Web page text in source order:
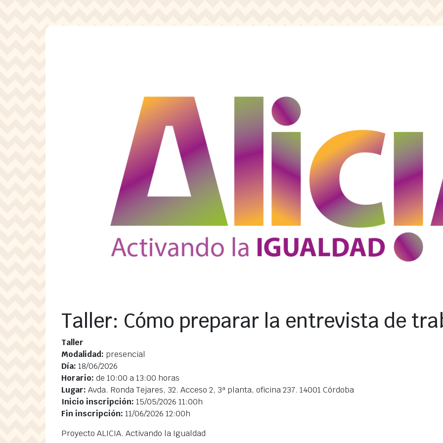
Taller: Cómo preparar la entrevista de
Taller
Modalidad: presencial
Día: 18/06/2026
Horario: de 10:00 a 13:00 horas
Lugar: Avda. Ronda Tejares, 32. Acceso 2, 3ª planta, oficina 237. 14001 Córdoba
Inicio inscripción: 15/05/2026 11:00h
Fin inscripción: 11/06/2026 12:00h
Proyecto ALICIA. Activando la Igualdad